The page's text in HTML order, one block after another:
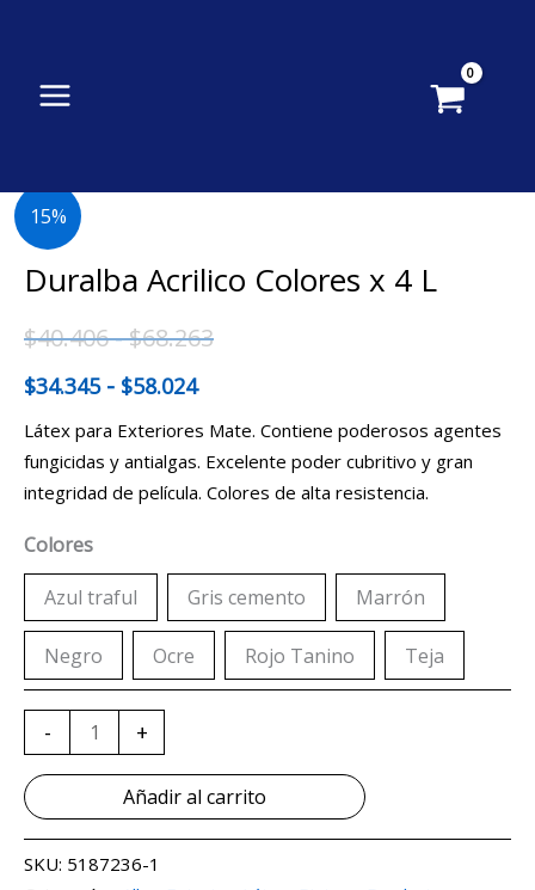
15%
Duralba Acrilico Colores x 4 L
$40.406-$68.263
hasta
$68.263
$34.345 - $58.024
de
hasta
$58.024
Látex para Exteriores Mate. Contiene poderosos agentes
fungicidas y antialgas. Excelente poder cubritivo y gran
integridad de película. Colores de alta resistencia.
Colores
Azul traful Gris cemento Marrón
Negro Ocre Rojo Tanino Teja
-
Duralba
Acrilico
Colores
x
4
cantidad
+
Añadir al carrito
SKU: 5187236-1